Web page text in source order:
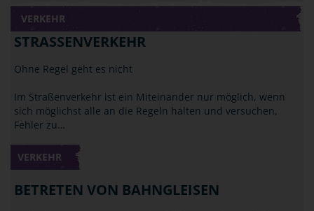
VERKEHR
STRASSENVERKEHR
Ohne Regel geht es nicht
Im Straßenverkehr ist ein Miteinander nur möglich, wenn
sich möglichst alle an die Regeln halten und versuchen,
Fehler zu…
VERKEHR
BETRETEN VON BAHNGLEISEN